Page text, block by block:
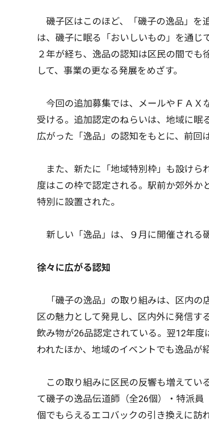
磯子区はこのほど、「磯子の逸品」を
は、磯子に眠る「おいしいもの」を通じ
２年が経ち、逸品の認知は区民の間でも
して、事業の更なる発展をめざす。
今回の追加募集では、メールやＦＡＸ
受ける。追加認定のねらいは、地域に眠
広がった「逸品」の認知をもとに、前回
また、新たに「地域特別枠」も設けら
度はこの枠で認定される。駅前か郊外か
特別に設置された。
新しい「逸品」は、９月に開催される
徐々に広がる認知
「磯子の逸品」の取り組みは、区内の
区の魅力として発見し、区内外に発信す
飲み物が26品認定されている。翌12年
われたほか、地域のイベントでも逸品が
この取り組みに区民の反響も増えてい
て磯子の逸品伝道師（全26個）・特派員
個でもらえるエコバックの引き換えに訪